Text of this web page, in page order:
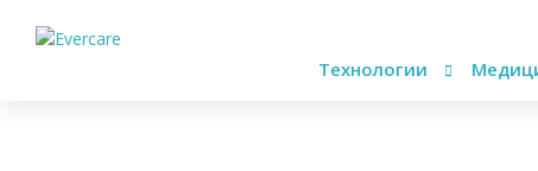
Технологии